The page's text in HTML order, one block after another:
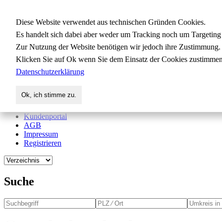
Gewerbedatenbank.org
für Handwerk, Dienstleistung,
Verzeichnis
Kundenportal
AGB
Impressum
Registrieren
Suche
Diese Website verwendet aus technischen Gründen Cookies.
Es handelt sich dabei aber weder um Tracking noch um
Zur Nutzung der Website benötigen wir jedoch ihre Zustimmung.
Klicken Sie auf Ok wenn Sie dem Einsatz der Cookies
Datenschutzerklärung
Ok, ich stimme zu.